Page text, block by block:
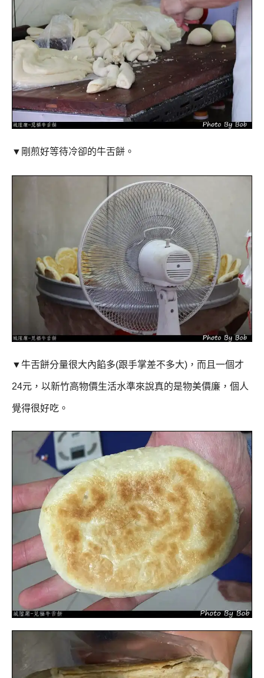
▼剛煎好等待冷卻的牛舌餅。
▼牛舌餅分量很大內餡多(跟手掌差不多大)，而且一個才
24元，以新竹高物價生活水準來說真的是物美價廉， 個人
覺得很好吃。